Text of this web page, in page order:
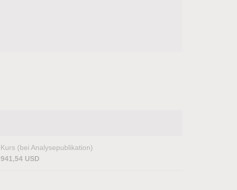
Kurs (bei Analysepublikation)
941,54 USD